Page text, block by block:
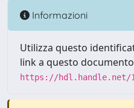
Informazioni
Utilizza questo
link a questo
https://hdl.handle.net/